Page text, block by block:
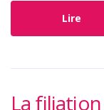
Lire
La